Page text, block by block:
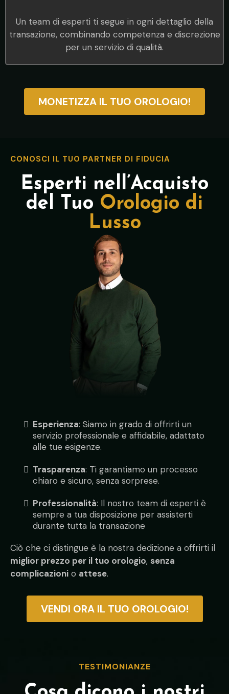
Un team di esperti ti segue in ogni dettaglio della
transazione, combinando competenza e discrezione
per un servizio di qualità.
MONETIZZA IL TUO OROLOGIO!
CONOSCI IL TUO PARTNER DI FIDUCIA
Esperti nell’Acquisto
del Tuo Orologio di
Lusso
Esperienza: Siamo in grado di offrirti un
servizio professionale e affidabile, adattato
alle tue esigenze.
Trasparenza: Ti garantiamo un processo
chiaro e sicuro, senza sorprese.
Professionalità: Il nostro team di esperti è
sempre a tua disposizione per assisterti
durante tutta la transazione
Ciò che ci distingue è la nostra dedizione a offrirti il
miglior prezzo per il tuo orologio, senza
complicazioni o attese.
VENDI ORA IL TUO OROLOGIO!
TESTIMONIANZE